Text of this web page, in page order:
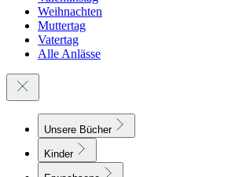
Weihnachten
Muttertag
Vatertag
Alle Anlässe
Unsere Bücher
Kinder